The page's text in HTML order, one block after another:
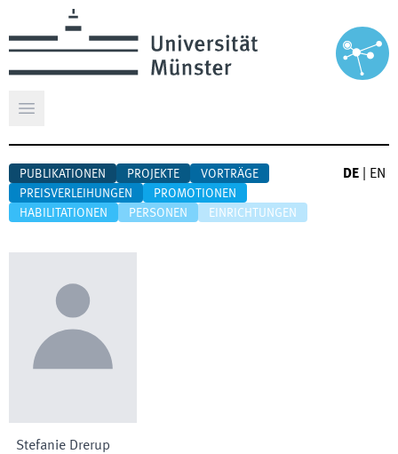
Hauptmenü öffnen
PUBLIKATIONEN PROJEKTE
VORTRÄGE
PREISVERLEIHUNGEN
PROMOTIONEN
HABILITATIONEN
PERSONEN EINRICHTUNGEN
DE EN
Stefanie Drerup